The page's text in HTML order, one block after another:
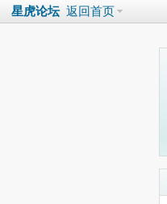
星虎论坛 返回首页